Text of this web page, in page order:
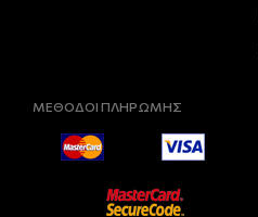
ΜΕΘΟΔΟΙ ΠΛΗΡΩΜΗΣ